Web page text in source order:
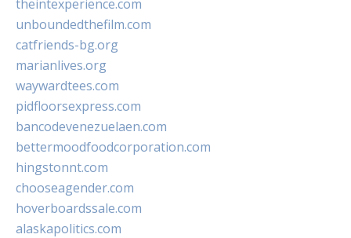
theintexperience.com
unboundedthefilm.com
catfriends-bg.org
marianlives.org
waywardtees.com
pidfloorsexpress.com
bancodevenezuelaen.com
bettermoodfoodcorporation.com
hingstonnt.com
chooseagender.com
hoverboardssale.com
alaskapolitics.com